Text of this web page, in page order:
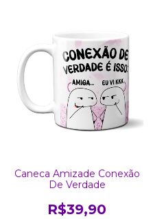
Caneca Amizade Conexão
De Verdade
R$39,90